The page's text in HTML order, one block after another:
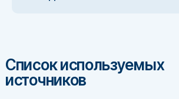
Список используемых
источников